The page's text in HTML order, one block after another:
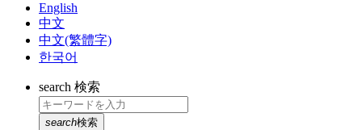
English
中文
中文(繁體字)
한국어
search 検索
search検索